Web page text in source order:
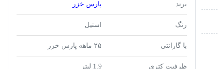
برند پارس خزر
رنگ استیل
با گارانتی ۲۵ ماهه پارس خزر
ظرفیت کتری 1.9 لیتر